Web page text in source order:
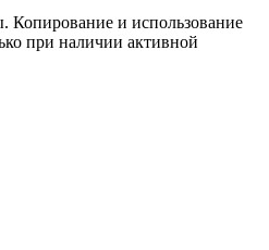
и использование
при наличии активной